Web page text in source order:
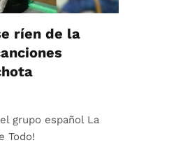
ríen de la
grupo español La
Todo!